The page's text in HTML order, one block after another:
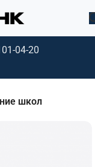
04-20
школ